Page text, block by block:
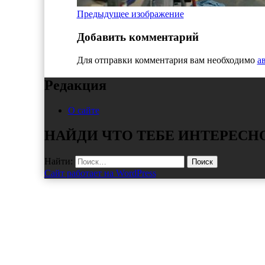
Предыдущее изображение
Добавить комментарий
Для отправки комментария вам необходимо
Редакция
О сайте
НАЙДИ ЧТО ТЕБЕ
Найти:
Сайт работает на WordPress